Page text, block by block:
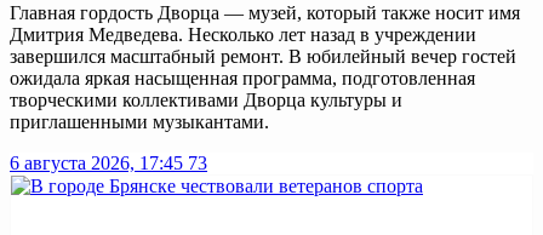
Главная гордость Дворца — музей, который также носит имя
Дмитрия Медведева. Несколько лет назад в учреждении
завершился масштабный ремонт. В юбилейный вечер гостей
ожидала яркая насыщенная программа, подготовленная
творческими коллективами Дворца культуры и
приглашенными музыкантами.
6 августа 2026, 17:45 73